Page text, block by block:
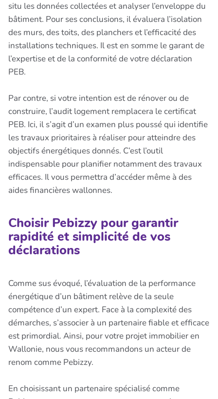
situ les données collectées et analyser l’enveloppe du
bâtiment. Pour ses conclusions, il évaluera l’isolation
des murs, des toits, des planchers et l’efficacité des
installations techniques. Il est en somme le garant de
l’expertise et de la conformité de votre déclaration
PEB.
Par contre, si votre intention est de rénover ou de
construire, l’audit logement remplacera le certificat
PEB. Ici, il s’agit d’un examen plus poussé qui identifie
les travaux prioritaires à réaliser pour atteindre des
objectifs énergétiques donnés. C’est l’outil
indispensable pour planifier notamment des travaux
efficaces. Il vous permettra d’accéder même à des
aides financières wallonnes.
Choisir Pebizzy pour garantir
rapidité et simplicité de vos
déclarations
Comme sus évoqué, l’évaluation de la performance
énergétique d’un bâtiment relève de la seule
compétence d’un expert. Face à la complexité des
démarches, s’associer à un partenaire fiable et efficace
est primordial. Ainsi, pour votre projet immobilier en
Wallonie, nous vous recommandons un acteur de
renom comme Pebizzy.
En choisissant un partenaire spécialisé comme